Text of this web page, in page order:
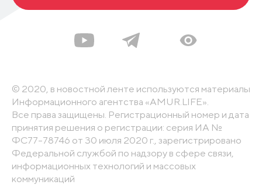
© 2020, в новостной ленте используются материалы
Информационного агентства «AMUR.LIFE».
Все права защищены. Регистрационный номер и дата
принятия решения о регистрации: серия ИА №
ФС77-78746 от 30 июля 2020 г., зарегистрировано
Федеральной службой по надзору в сфере связи,
информационных технологий и массовых
коммуникаций